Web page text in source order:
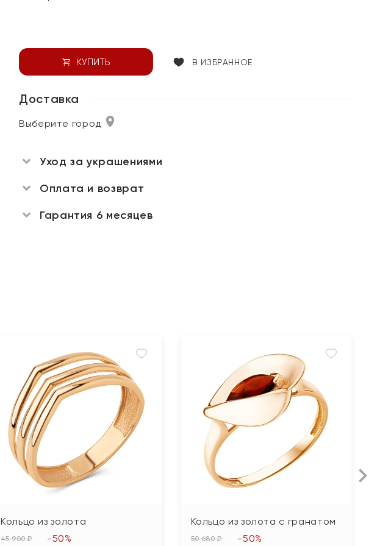
КУПИТЬ В ИЗБРАННОЕ
Доставка
Выберите город
Уход за украшениями
Оплата и возврат
Гарантия 6 месяцев
Кольцо из золота
45 900 ₽ -50%
Кольцо из золота с гранатом
50 680 ₽ -50%